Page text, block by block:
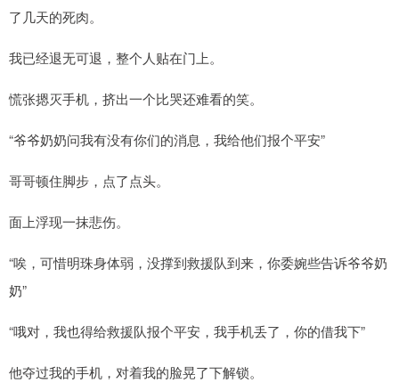
了几天的死肉。
我已经退无可退，整个人贴在门上。
慌张摁灭手机，挤出一个比哭还难看的笑。
“爷爷奶奶问我有没有你们的消息，我给他们报个平安”
哥哥顿住脚步，点了点头。
面上浮现一抹悲伤。
“唉，可惜明珠身体弱，没撑到救援队到来，你委婉些告诉爷爷奶
奶”
“哦对，我也得给救援队报个平安，我手机丢了，你的借我下”
他夺过我的手机，对着我的脸晃了下解锁。